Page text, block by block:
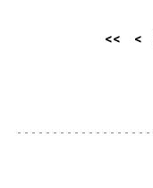
<< <